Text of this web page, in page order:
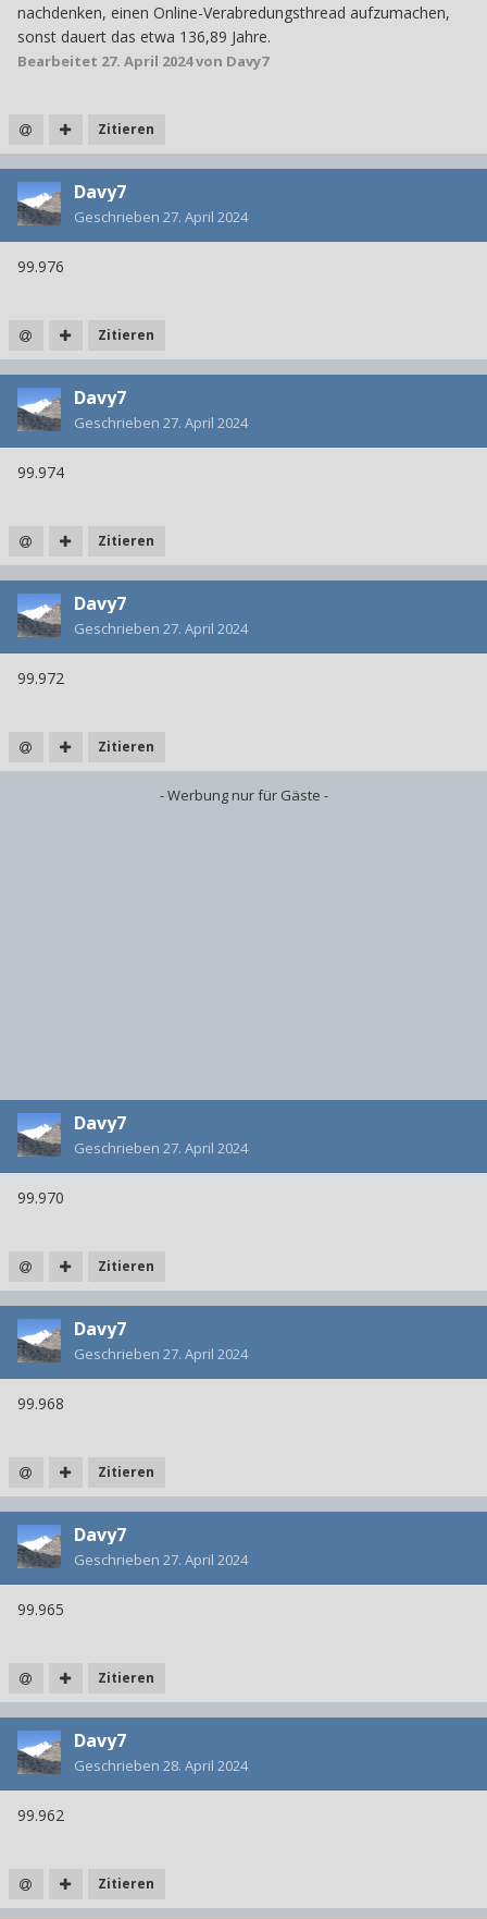
nachdenken, einen Online-Verabredungsthread aufzumachen,
sonst dauert das etwa 136,89 Jahre.
Bearbeitet 27. April 2024von Davy7
Zitieren
Davy7
Geschrieben 27. April 2024
99.976
Zitieren
Davy7
Geschrieben 27. April 2024
99.974
Zitieren
Davy7
Geschrieben 27. April 2024
99.972
Zitieren
- Werbung nur für Gäste -
Davy7
Geschrieben 27. April 2024
99.970
Zitieren
Davy7
Geschrieben 27. April 2024
99.968
Zitieren
Davy7
Geschrieben 27. April 2024
99.965
Zitieren
Davy7
Geschrieben 28. April 2024
99.962
Zitieren